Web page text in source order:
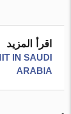
اقرأ المزيد
IN SAUDI
ARABIA